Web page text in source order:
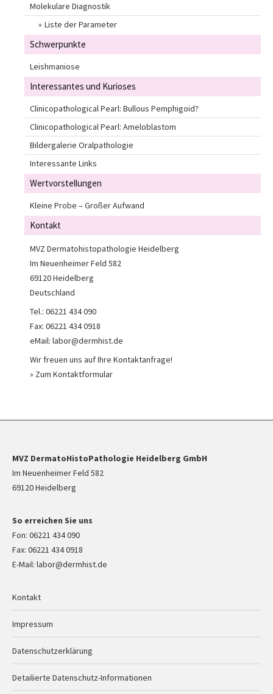
Molekulare Diagnostik
Liste der Parameter
Schwerpunkte
Leishmaniose
Interessantes und Kurioses
Clinicopathological Pearl: Bullous Pemphigoid?
Clinicopathological Pearl: Ameloblastom
Bildergalerie Oralpathologie
Interessante Links
Wertvorstellungen
Kleine Probe – Großer Aufwand
Kontakt
MVZ Dermatohistopathologie Heidelberg
Im Neuenheimer Feld 582
69120 Heidelberg
Deutschland
Tel.: 06221 434 090
Fax: 06221 434 0918
eMail: labor@dermhist.de
Wir freuen uns auf Ihre Kontaktanfrage!
» Zum Kontaktformular
MVZ DermatoHistoPathologie Heidelberg GmbH
Im Neuenheimer Feld 582
69120 Heidelberg
So erreichen Sie uns
Fon: 06221 434 090
Fax: 06221 434 0918
E-Mail: labor@dermhist.de
Kontakt
Impressum
Datenschutzerklärung
Detailierte Datenschutz-Informationen